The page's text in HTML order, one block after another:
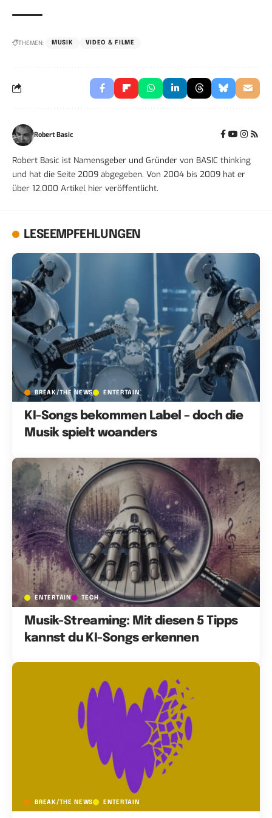
THEMEN: MUSIK VIDEO & FILME
Robert Basic
Robert Basic ist Namensgeber und Gründer von BASIC thinking
und hat die Seite 2009 abgegeben. Von 2004 bis 2009 hat er
über 12.000 Artikel hier veröffentlicht.
LESEEMPFEHLUNGEN
BREAK/THE NEWS ENTERTAIN
KI-Songs bekommen Label – doch die
Musik spielt woanders
ENTERTAIN TECH
Musik-Streaming: Mit diesen 5 Tipps
kannst du KI-Songs erkennen
BREAK/THE NEWS ENTERTAIN